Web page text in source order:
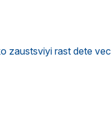
zaustsviyi rast dete vec